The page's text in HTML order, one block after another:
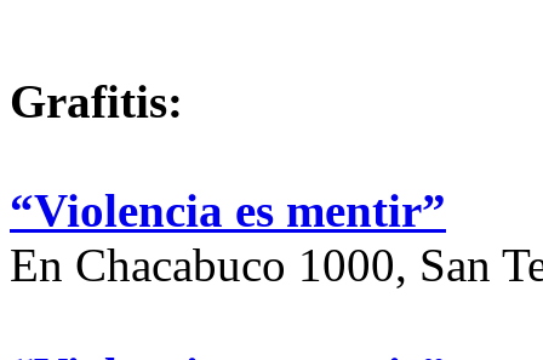
Grafitis:
“Violencia es mentir”
En Chacabuco 1000, San